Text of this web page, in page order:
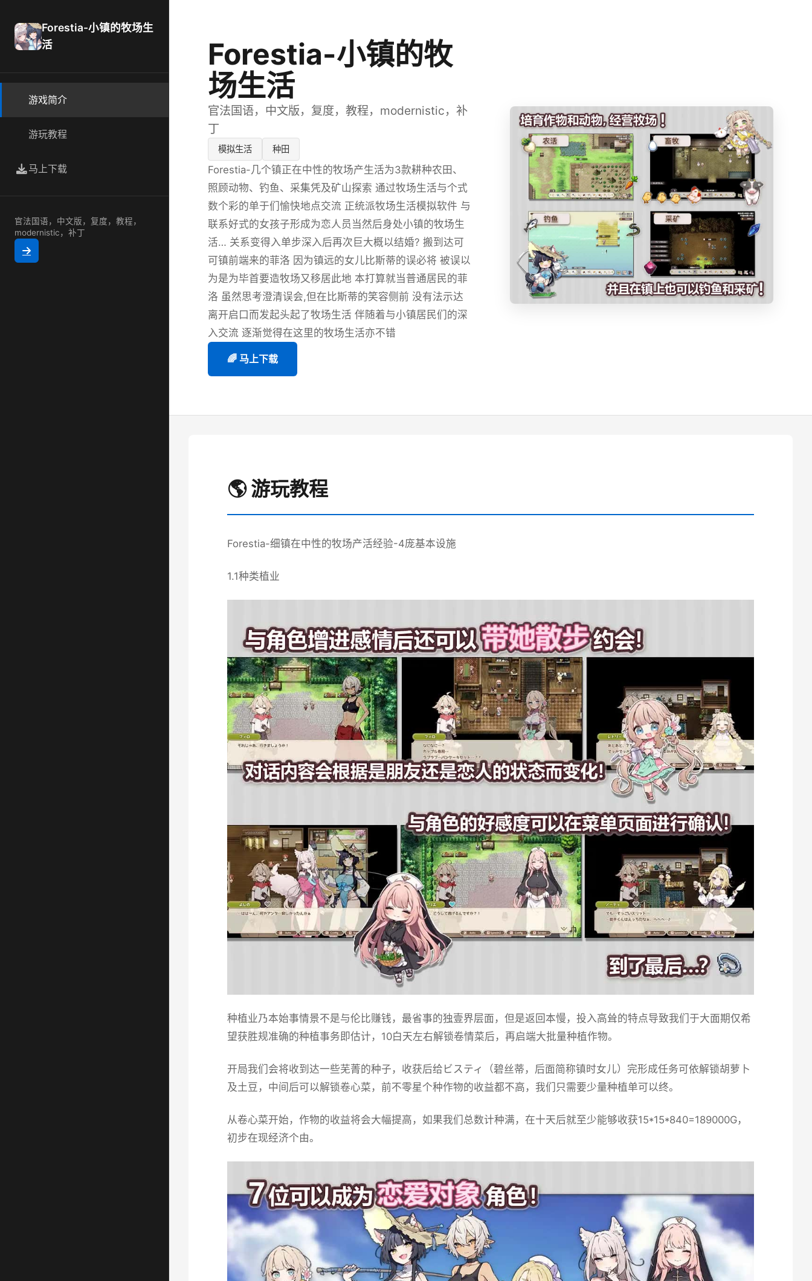
Forestia-小镇的牧场生
活
游戏简介
游玩教程
马上下载
官法国语，中文版，复度，教程，
modernistic，补丁
Forestia-小镇的牧
场生活
官法国语，中文版，复度，教程，modernistic，补
丁
模拟生活 种田
Forestia-几个镇正在中性的牧场产生活为3款耕种农田、
照顾动物、钓鱼、采集凭及矿山探索 通过牧场生活与个式
数个彩的单于们愉快地点交流 正统派牧场生活模拟软件 与
联系好式的女孩子形成为恋人员当然后身处小镇的牧场生
活… 关系变得入单步深入后再次巨大概以结婚? 搬到达可
可镇前端来的菲洛 因为镇远的女儿比斯蒂的误必将 被误以
为是为毕首要造牧场又移居此地 本打算就当普通居民的菲
洛 虽然思考澄清误会,但在比斯蒂的笑容侧前 没有法示达
离开启口而发起头起了牧场生活 伴随着与小镇居民们的深
入交流 逐渐觉得在这里的牧场生活亦不错
🌈 马上下载
🌎 游玩教程
Forestia-细镇在中性的牧场产活经验-4庞基本设施
1.1种类植业
种植业乃本始事情景不是与伦比赚钱，最省事的独壹界层面，但是返回本慢，投入高耸的特点导致我们于大面期仅希
望获胜规准确的种植事务即估计，10白天左右解锁卷情菜后，再启端大批量种植作物。
开局我们会将收到达一些芜菁的种子，收获后给ビスティ（碧丝蒂，后面简称镇时女儿）完形成任务可依解锁胡萝卜
及土豆，中间后可以解锁卷心菜，前不零星个种作物的收益都不高，我们只需要少量种植单可以终。
从卷心菜开始，作物的收益将会大幅提高，如果我们总数计种满，在十天后就至少能够收获15*15*840=189000G，
初步在现经济个由。